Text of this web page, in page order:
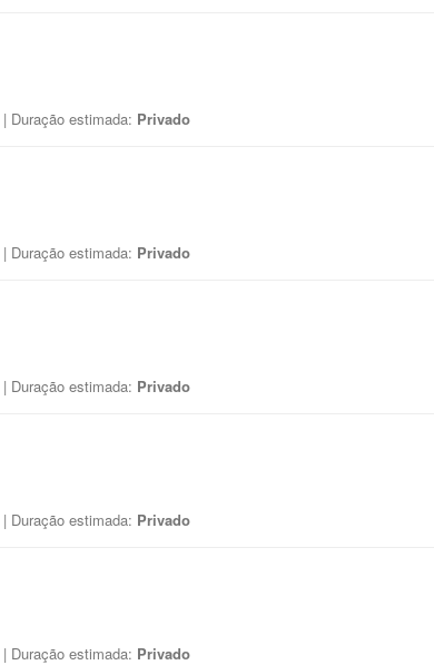
| Duração estimada: Privado
| Duração estimada: Privado
| Duração estimada: Privado
| Duração estimada: Privado
| Duração estimada: Privado